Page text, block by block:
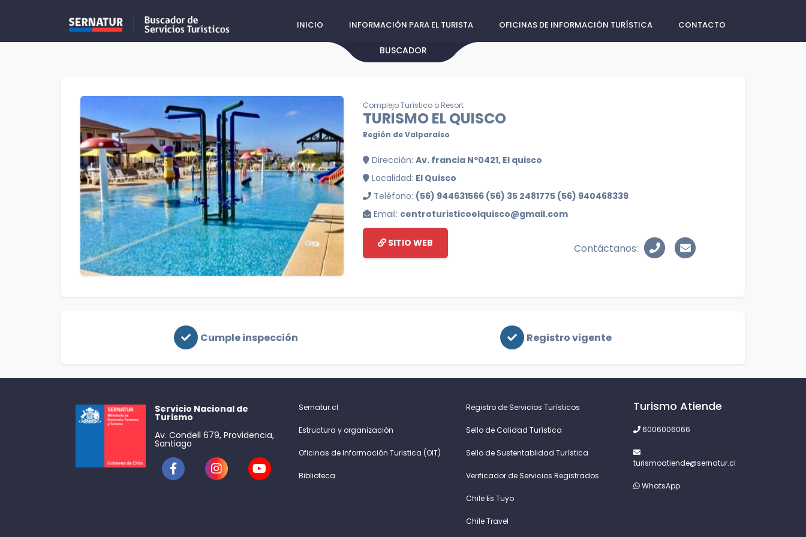
INICIO INFORMACIÓN PARA EL TURISTA OFICINAS DE INFORMACIÓN TURÍSTICA CONTACTO
BUSCADOR
Complejo Turístico o Resort
TURISMO EL QUISCO
Región de Valparaíso
Dirección: Av. francia Nº0421, El quisco
Localidad: El Quisco
Teléfono: (56) 944631566 (56) 35 2481775 (56) 940468339
Email: centroturisticoelquisco@gmail.com
SITIO WEB Contáctanos:
Cumple inspección Registro vigente
Servicio Nacional de
Turismo
Av. Condell 679, Providencia,
Santiago
Sernatur.cl
Estructura y organización
Oficinas de Información Turistica (OIT)
Biblioteca
Registro de Servicios Turísticos
Sello de Calidad Turística
Sello de Sustentablidad Turística
Verificador de Servicios Registrados
Chile Es Tuyo
Chile Travel
Turismo Atiende
6006006066
turismoatiende@sernatur.cl
WhatsApp